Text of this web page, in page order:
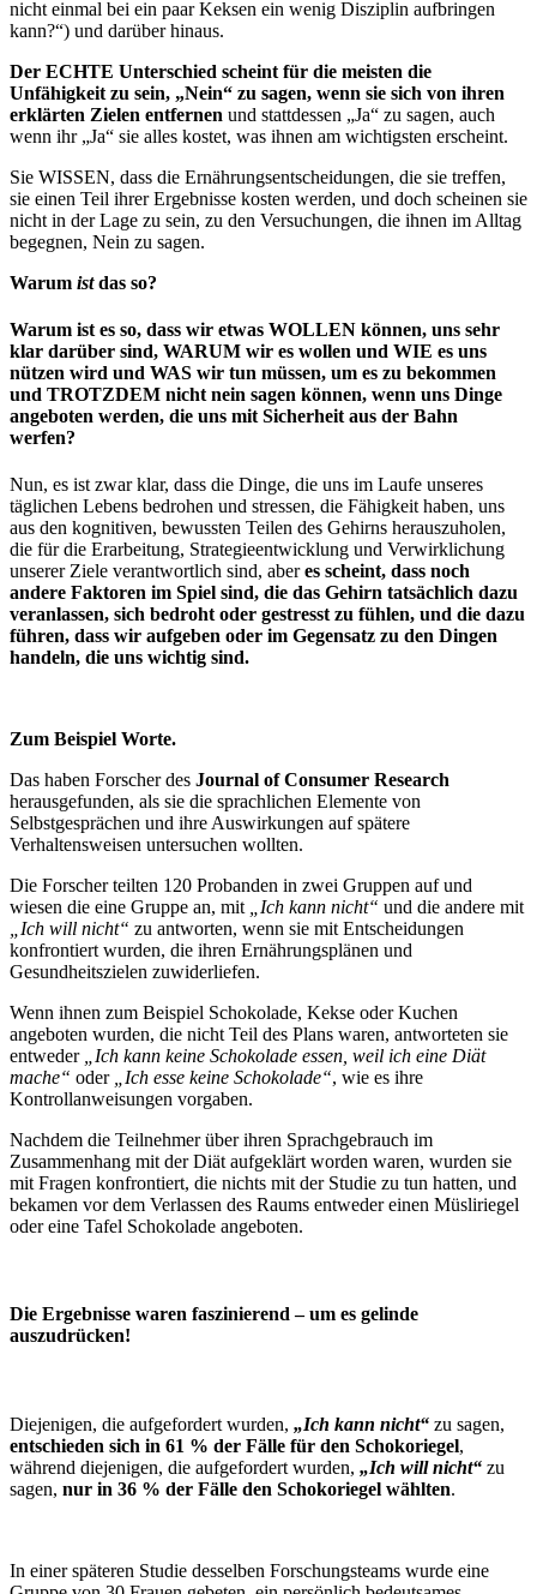
nicht einmal bei ein paar Keksen ein wenig Disziplin aufbringen
kann?“) und darüber hinaus.
Der ECHTE Unterschied scheint für die meisten die
Unfähigkeit zu sein, „Nein“ zu sagen, wenn sie sich von ihren
erklärten Zielen entfernen und stattdessen „Ja“ zu sagen, auch
wenn ihr „Ja“ sie alles kostet, was ihnen am wichtigsten erscheint.
Sie WISSEN, dass die Ernährungsentscheidungen, die sie treffen,
sie einen Teil ihrer Ergebnisse kosten werden, und doch scheinen sie
nicht in der Lage zu sein, zu den Versuchungen, die ihnen im Alltag
begegnen, Nein zu sagen.
Warum istdas so?
Warum ist es so, dass wir etwas WOLLEN können, uns sehr
klar darüber sind, WARUM wir es wollen und WIE es uns
nützen wird und WAS wir tun müssen, um es zu bekommen
und TROTZDEM nicht nein sagen können, wenn uns Dinge
angeboten werden, die uns mit Sicherheit aus der Bahn
werfen?
Nun, es ist zwar klar, dass die Dinge, die uns im Laufe unseres
täglichen Lebens bedrohen und stressen, die Fähigkeit haben, uns
aus den kognitiven, bewussten Teilen des Gehirns herauszuholen,
die für die Erarbeitung, Strategieentwicklung und Verwirklichung
unserer Ziele verantwortlich sind, aberes scheint, dass noch
andere Faktoren im Spiel sind, die das Gehirn tatsächlich dazu
veranlassen, sich bedroht oder gestresst zu fühlen, und die dazu
führen, dass wir aufgeben oder im Gegensatz zu den Dingen
handeln, die uns wichtig sind.
Zum Beispiel Worte.
Das haben Forscher des Journal of Consumer Research
herausgefunden, als sie die sprachlichen Elemente von
Selbstgesprächen und ihre Auswirkungen auf spätere
Verhaltensweisen untersuchen wollten.
Die Forscher teilten 120 Probanden in zwei Gruppen auf und
wiesen die eine Gruppe an, mit
„Ich kann nicht“ und die andere mit
„Ich will nicht“ zu antworten, wenn sie mit Entscheidungen
konfrontiert wurden, die ihren Ernährungsplänen und
Gesundheitszielen zuwiderliefen.
Wenn ihnen zum Beispiel Schokolade, Kekse oder Kuchen
angeboten wurden, die nicht Teil des Plans waren, antworteten sie
entweder
„Ich kann keine Schokolade essen, weil ich eine Diät
mache“ oder„Ich esse keine Schokolade“, wie es ihre
Kontrollanweisungen vorgaben.
Nachdem die Teilnehmer über ihren Sprachgebrauch im
Zusammenhang mit der Diät aufgeklärt worden waren, wurden sie
mit Fragen konfrontiert, die nichts mit der Studie zu tun hatten, und
bekamen vor dem Verlassen des Raums entweder einen Müsliriegel
oder eine Tafel Schokolade angeboten.
Die Ergebnisse waren faszinierend – um es gelinde
auszudrücken!
Diejenigen, die aufgefordert wurden, „Ich kann nicht“ zu sagen,
entschieden sich in 61 % der Fälle für den Schokoriegel,
während diejenigen, die aufgefordert wurden, „Ich will nicht“ zu
sagen, nur in 36 % der Fälle den Schokoriegel wählten.
In einer späteren Studie desselben Forschungsteams wurde eine